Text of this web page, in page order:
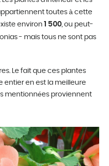
toutes à cette
environ 1 500, ou peut-
- mais tous ne sont pas
Le fait que ces plantes
entier en est la meilleure
mentionnées proviennent